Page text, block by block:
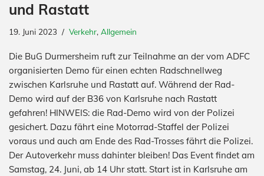
und Rastatt
19. Juni 2023 Verkehr, Allgemein
Die BuG Durmersheim ruft zur Teilnahme an der vom ADFC
organisierten Demo für einen echten Radschnellweg
zwischen Karlsruhe und Rastatt auf. Während der Rad-
Demo wird auf der B36 von Karlsruhe nach Rastatt
gefahren! HINWEIS: die Rad-Demo wird von der Polizei
gesichert. Dazu fährt eine Motorrad-Staffel der Polizei
voraus und auch am Ende des Rad-Trosses fährt die Polizei.
Der Autoverkehr muss dahinter bleiben! Das Event findet am
Samstag, 24. Juni, ab 14 Uhr statt. Start ist in Karlsruhe am